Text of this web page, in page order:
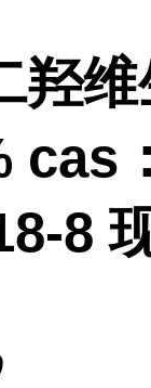
羟
cas：
8